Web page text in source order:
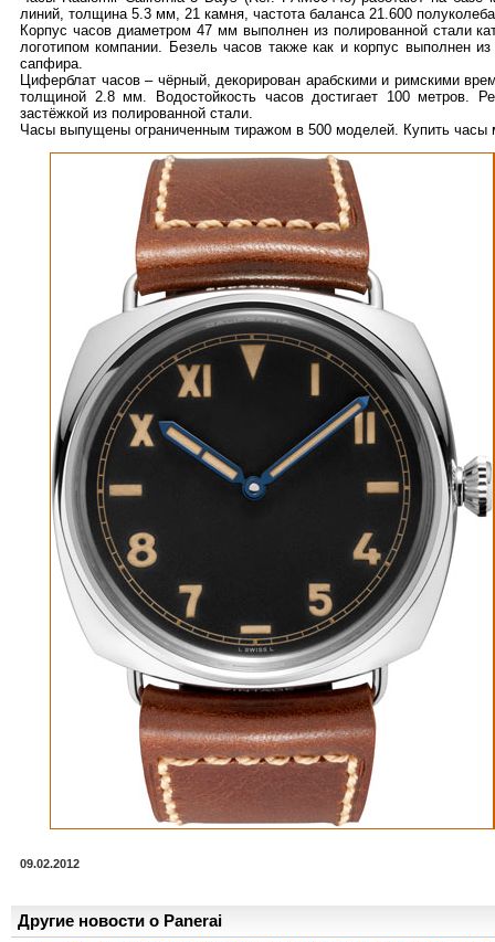
линий, толщина 5.3 мм, 21 камня, частота баланса 21.600
Корпус часов диаметром 47 мм выполнен из полированной стали
логотипом компании. Безель часов также как и корпус выполнен
сапфира.
Циферблат часов – чёрный, декорирован арабскими и римскими
толщиной 2.8 мм. Водостойкость часов достигает 100 метров.
застёжкой из полированной стали.
Часы выпущены ограниченным тиражом в 500 моделей. Купить
09.02.2012
Другие новости о Panerai